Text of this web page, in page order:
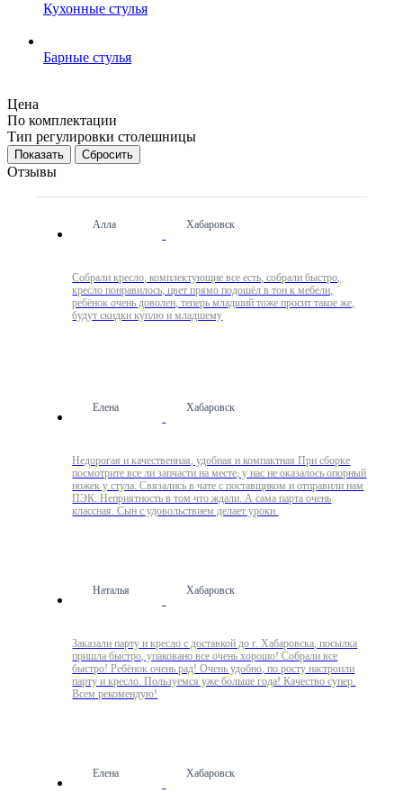
Кухонные стулья
Барные стулья
Цена
По комплектации
Тип регулировки столешницы
Сбросить
Отзывы
Алла Хабаровск
Собрали кресло, комплектующие все есть, собрали быстро,
кресло понравилось, цвет прямо подошёл в тон к мебели,
ребёнок очень доволен, теперь младший тоже просит такое же,
будут скидки куплю и младшему
Елена Хабаровск
Недорогая и качественная, удобная и компактная При сборке
посмотрите все ли запчасти на месте, у нас не оказалось опорный
ножек у стула. Связались в чате с поставщиком и отправили нам
ПЭК. Неприятность в том что ждали. А сама парта очень
классная. Сын с удовольствием делает уроки.
Наталья Хабаровск
Заказали парту и кресло с доставкой до г. Хабаровска, посылка
пришла быстро, упаковано все очень хорошо! Собрали все
быстро! Ребёнок очень рад! Очень удобно, по росту настроили
парту и кресло. Пользуемся уже больше года! Качество супер.
Всем рекомендую!
Елена Хабаровск